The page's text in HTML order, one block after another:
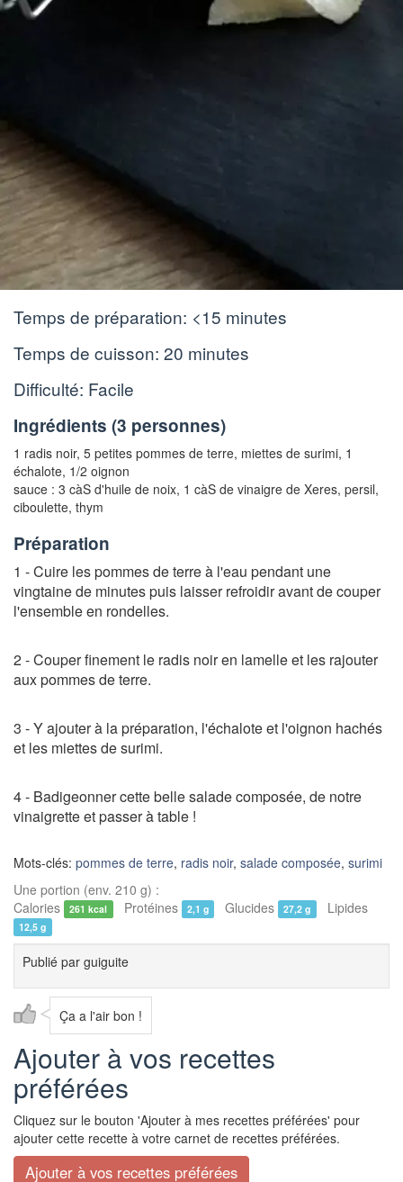
Temps de préparation: <15 minutes
Temps de cuisson: 20 minutes
Difficulté: Facile
Ingrédients (3 personnes)
1 radis noir, 5 petites pommes de terre, miettes de surimi, 1
échalote, 1/2 oignon
sauce : 3 càS d'huile de noix, 1 càS de vinaigre de Xeres, persil,
ciboulette, thym
Préparation
1 - Cuire les pommes de terre à l'eau pendant une
vingtaine de minutes puis laisser refroidir avant de couper
l'ensemble en rondelles.
2 - Couper finement le radis noir en lamelle et les rajouter
aux pommes de terre.
3 - Y ajouter à la préparation, l'échalote et l'oignon hachés
et les miettes de surimi.
4 - Badigeonner cette belle salade composée, de notre
vinaigrette et passer à table !
Mots-clés: pommes de terre, radis noir, salade composée, surimi
Une portion (env. 210 g) :
Calories
261 kcal Protéines 2,1 g Glucides 27,2 g Lipides
12,5 g
Publié par guiguite
Ça a l'air bon !
Ajouter à vos recettes
préférées
Cliquez sur le bouton 'Ajouter à mes recettes préférées' pour
ajouter cette recette à votre carnet de recettes préférées.